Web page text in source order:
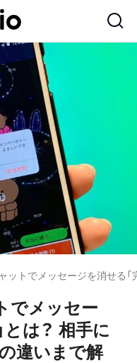
ットでメッセージを消せる「
でメッセー
とは？ 相手に
の違いまで解